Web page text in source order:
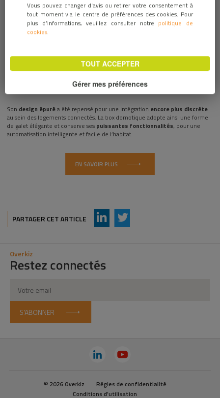
La Minibox est la solution idéale pour commercialiser rapidement votre
première solution d’habitat intelligent.
Son design épuréa été repensé pour une intégration encore plus discrète
au sein des logements connectés. La box domotique adopte ainsi une forme
de galet élégante et conserve ses puissantes fonctionnalités, pour une
automatisation intelligente et facile de l’habitat.
EN SAVOIR PLUS
PARTAGER CET ARTICLE AddThis Sharing Buttons
Share to LinkedIn
Share to Twitter
Overkiz
Restez connectés
S'ABONNER
© 2026 Overkiz
Règles de confidentialité
Conditions d'utilisation
Vous pouvez changer d'avis ou retirer votre consentement à
tout moment via le centre de préférences des cookies. Pour
plus d’informations, veuillez consulter notre politique de
cookies.
TOUT ACCEPTER
Gérer mes préférences